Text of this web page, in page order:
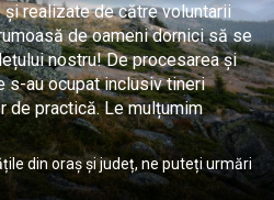
realizate de către voluntarii
de oameni dornici să se
nostru! De procesarea și
s-au ocupat inclusiv tineri
de practică. Le mulțumim
din oraș și județ, ne puteți urmări